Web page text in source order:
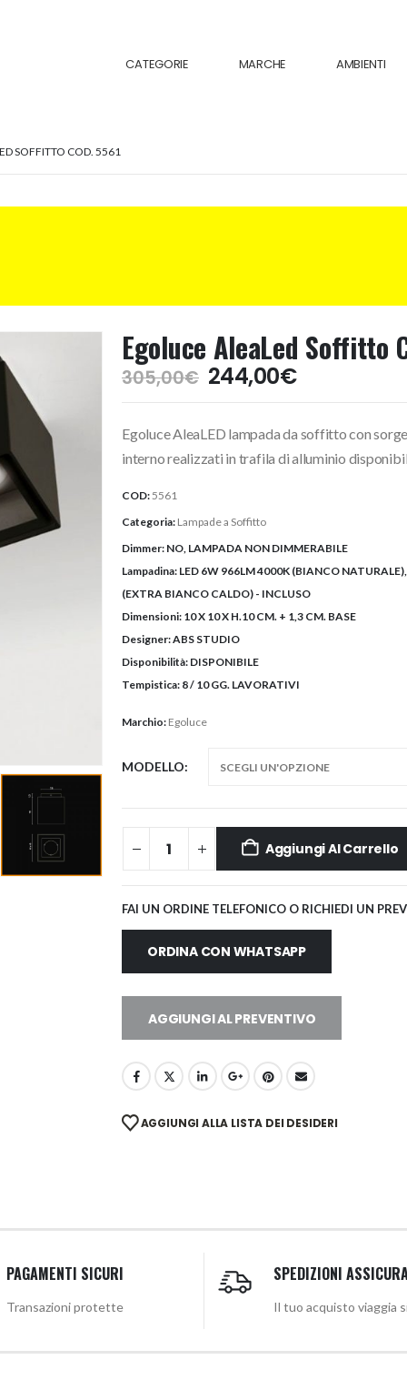
CATEGORIE MARCHE AMBIENTI
SOFFITTO COD. 5561
Egoluce AleaLed Soffitto
305,00€ Il
prezzo
era:
305,00€.
244,00€Il
prezzo
è:
244,00€.
Egoluce AleaLED lampada da soffitto con
interno realizzati in trafila di alluminio
COD: 5561
Categoria: Lampade a Soffitto
Dimmer: NO, LAMPADA NON DIMMERABILE
Lampadina: LED 6W 966LM 4000K (BIANCO
(EXTRA BIANCO CALDO) - INCLUSO
Dimensioni: 10 X 10 X H.10 CM. + 1,3 CM. BASE
Designer:ABS STUDIO
Disponibilità: DISPONIBILE
Tempistica: 8 / 10 GG. LAVORATIVI
Marchio: Egoluce
MODELLO
Aggiungi Al Carrello
FAI UN ORDINE TELEFONICO O RICHIEDI UN
ORDINA CON WHATSAPP
AGGIUNGI AL PREVENTIVO
AGGIUNGI ALLA LISTA DEI DESIDERI
PAGAMENTI SICURI
Transazioni protette
SPEDIZIONI
Il tuo acquisto viaggia